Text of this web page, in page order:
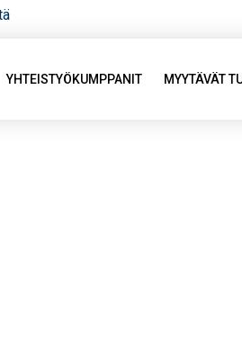
YHTEISTYÖKUMPPANIT MYYTÄVÄT